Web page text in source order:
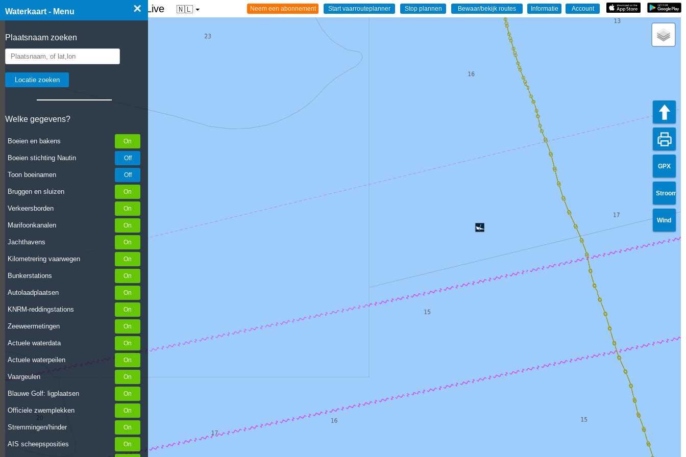
Waterkaart - Menu ×
Plaatsnaam zoeken
Welke gegevens?
Boeien en bakens
Boeien stichting Nautin
Toon boeinamen
Bruggen en sluizen
Verkeersborden
Marifoonkanalen
Jachthavens
Kilometrering vaarwegen
Bunkerstations
Autolaadplaatsen
KNRM-reddingstations
Zeeweermetingen
Actuele waterdata
Actuele waterpeilen
Vaargeulen
Blauwe Golf: ligplaatsen
Officiele zwemplekken
Stremmingen/hinder
AIS scheepsposities
☰ Waterkaart van Nederland - Live 🇳🇱
GPX
Stroom
Wind